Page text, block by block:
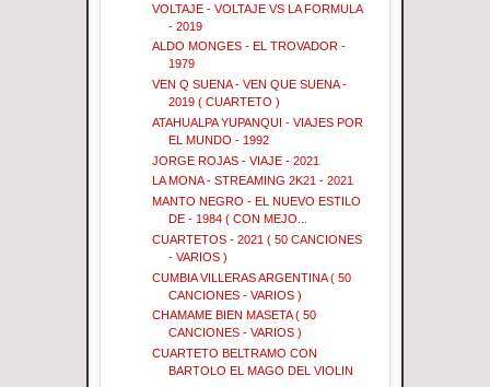
VOLTAJE - VOLTAJE VS LA FORMULA
- 2019
ALDO MONGES - EL TROVADOR -
1979
VEN Q SUENA - VEN QUE SUENA -
2019 ( CUARTETO )
ATAHUALPA YUPANQUI - VIAJES POR
EL MUNDO - 1992
JORGE ROJAS - VIAJE - 2021
LA MONA - STREAMING 2K21 - 2021
MANTO NEGRO - EL NUEVO ESTILO
DE - 1984 ( CON MEJO...
CUARTETOS - 2021 ( 50 CANCIONES
- VARIOS )
CUMBIA VILLERAS ARGENTINA ( 50
CANCIONES - VARIOS )
CHAMAME BIEN MASETA ( 50
CANCIONES - VARIOS )
CUARTETO BELTRAMO CON
BARTOLO EL MAGO DEL VIOLIN